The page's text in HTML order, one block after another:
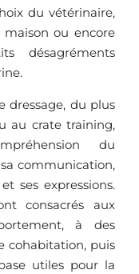
du vétérinaire,
maison ou encore
désagréments
dressage, du plus
au crate training,
du
communication,
ses expressions.
consacrés aux
à des
cohabitation, puis
utiles pour la